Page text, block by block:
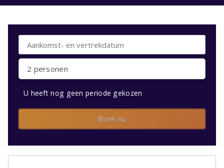
2 personen
U heeft nog geen periode gekozen
Boek nu